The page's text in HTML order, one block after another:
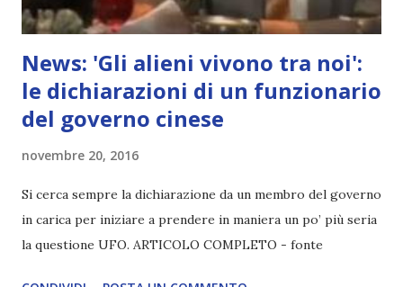
News: 'Gli alieni vivono tra noi':
le dichiarazioni di un funzionario
del governo cinese
novembre 20, 2016
Si cerca sempre la dichiarazione da un membro del governo
in carica per iniziare a prendere in maniera un po’ più seria
la questione UFO. ARTICOLO COMPLETO - fonte